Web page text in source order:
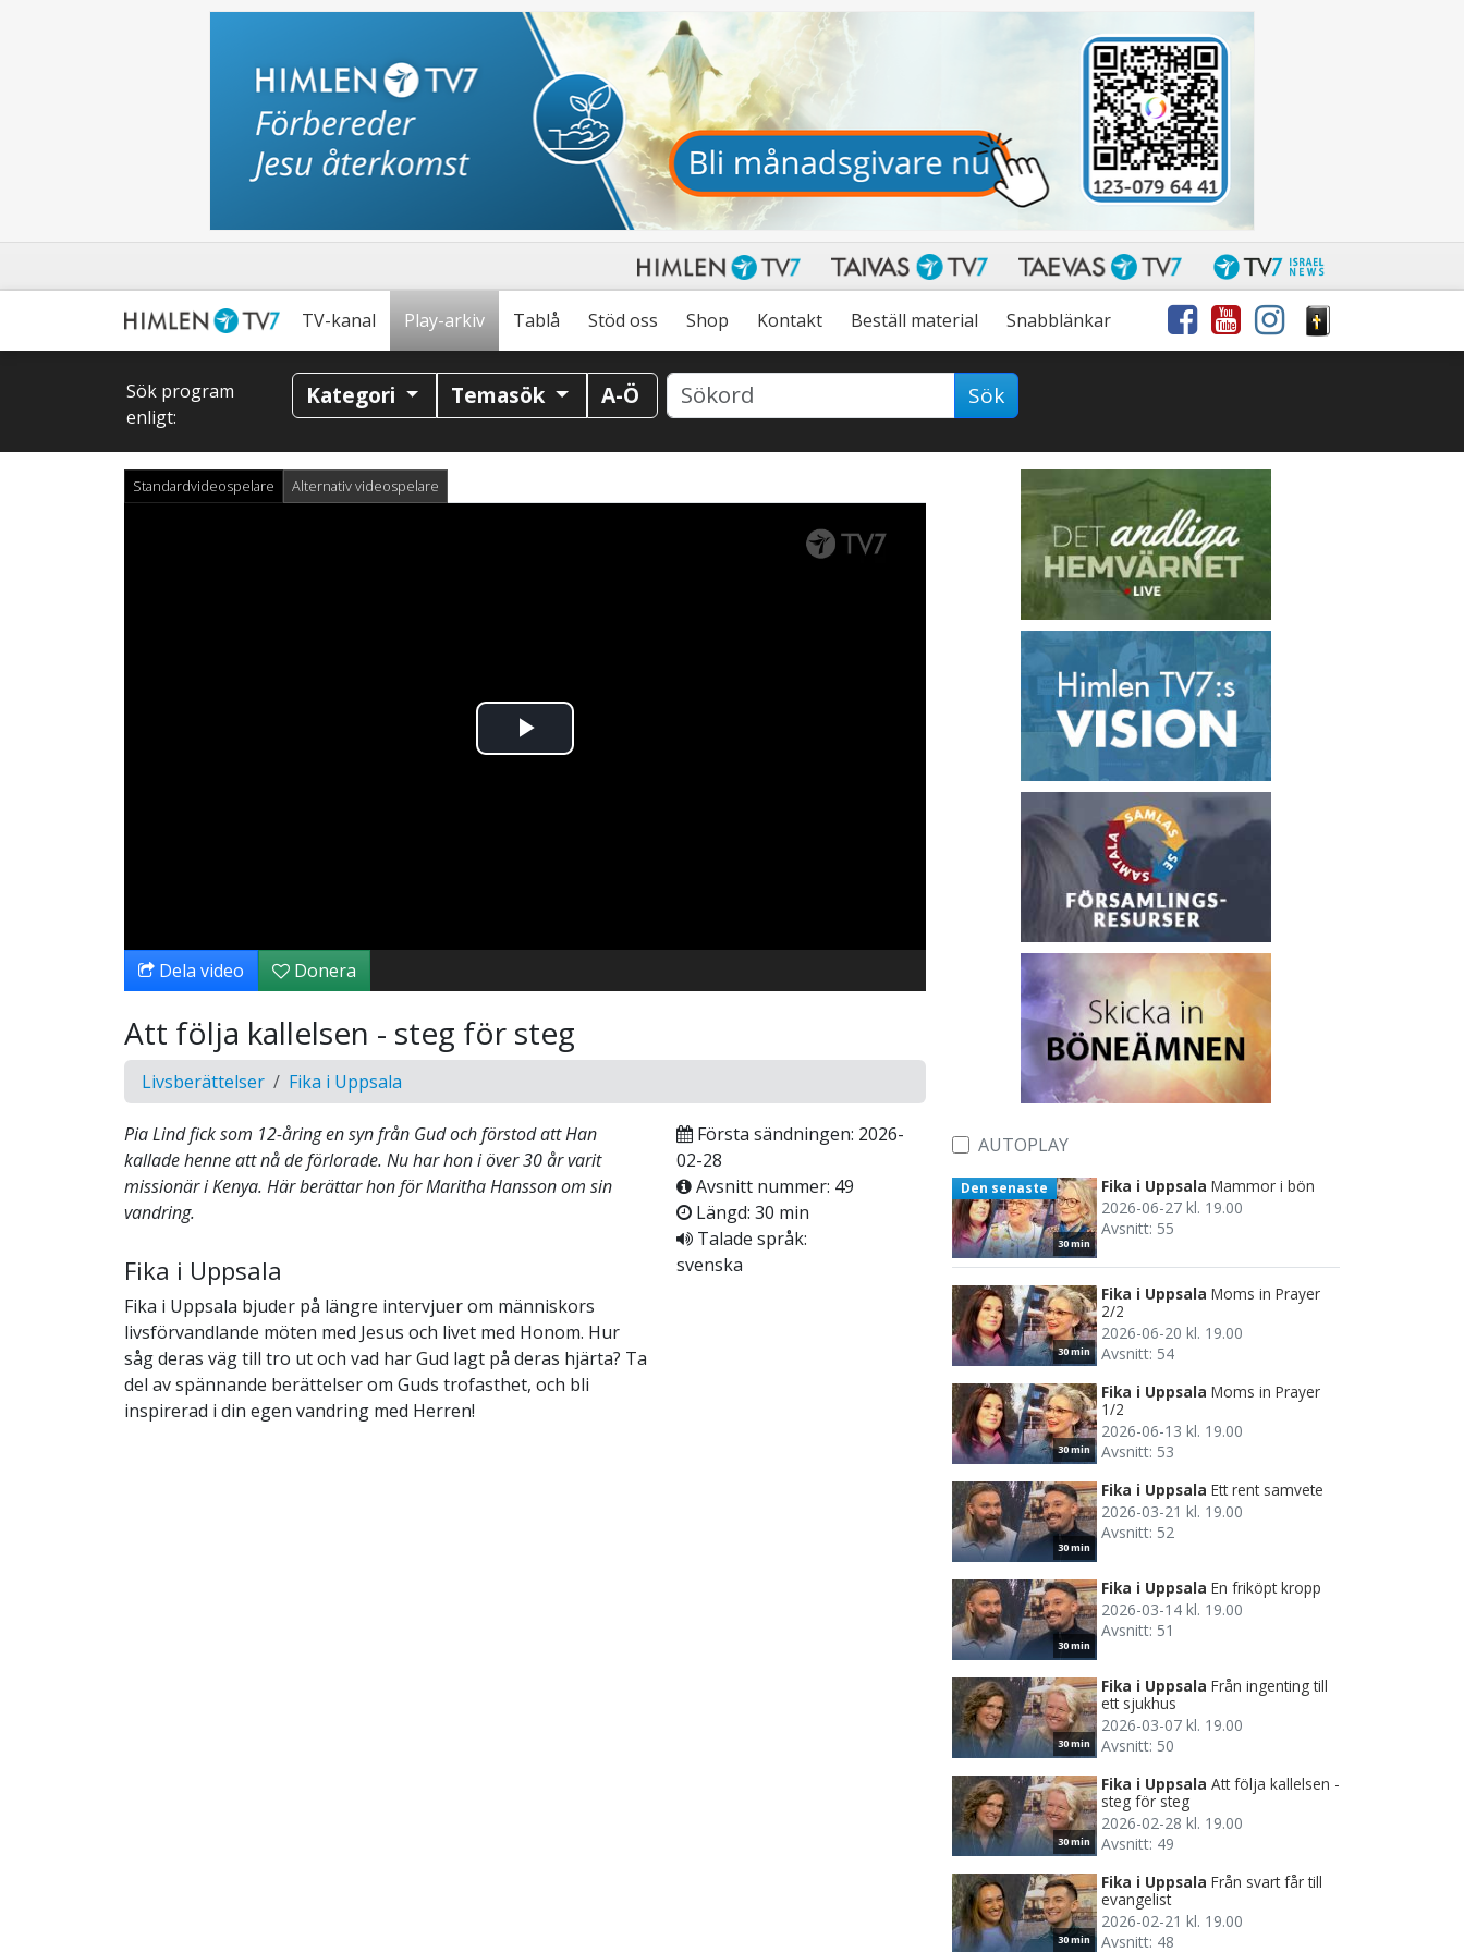
TV-kanal Play-arkiv Tablå Stöd oss Shop Kontakt Beställ material Snabblänkar
Sök program
enligt:
Kategori Temasök A-Ö Sök
Standardvideospelare Alternativ videospelare
Spela
Dela video Donera
Att följa kallelsen - steg för steg
Livsberättelser Fika i Uppsala
Pia Lind fick som 12-åring en syn från Gud och förstod att Han
kallade henne att nå de förlorade. Nu har hon i över 30 år varit
missionär i Kenya. Här berättar hon för Maritha Hansson om sin
vandring.
Fika i Uppsala
Fika i Uppsala bjuder på längre intervjuer om människors
livsförvandlande möten med Jesus och livet med Honom. Hur
såg deras väg till tro ut och vad har Gud lagt på deras hjärta? Ta
del av spännande berättelser om Guds trofasthet, och bli
inspirerad i din egen vandring med Herren!
Första sändningen: 2026-
02-28
Avsnitt nummer: 49
Längd: 30 min
Talade språk:
svenska
AUTOPLAY
30 min
Den senaste Fika i Uppsala Mammor i bön
2026-06-27 kl. 19.00
Avsnitt: 55
30 min
Fika i Uppsala Moms in Prayer
2/2
2026-06-20 kl. 19.00
Avsnitt: 54
30 min
Fika i Uppsala Moms in Prayer
1/2
2026-06-13 kl. 19.00
Avsnitt: 53
30 min
Fika i Uppsala Ett rent samvete
2026-03-21 kl. 19.00
Avsnitt: 52
30 min
Fika i Uppsala En friköpt kropp
2026-03-14 kl. 19.00
Avsnitt: 51
30 min
Fika i Uppsala Från ingenting till
ett sjukhus
2026-03-07 kl. 19.00
Avsnitt: 50
30 min
Fika i Uppsala Att följa kallelsen -
steg för steg
2026-02-28 kl. 19.00
Avsnitt: 49
30 min
Fika i Uppsala Från svart får till
evangelist
2026-02-21 kl. 19.00
Avsnitt: 48